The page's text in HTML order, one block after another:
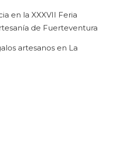
en la XXXVII Feria
de Fuerteventura
artesanos en La